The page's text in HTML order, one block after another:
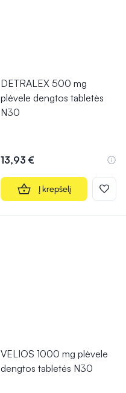
DETRALEX 500 mg
plėvele dengtos tabletės
N30
13,93 €
Į krepšelį
VELIOS 1000 mg plėvele
dengtos tabletės N30